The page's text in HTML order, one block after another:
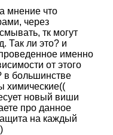
мнение что
через
тк могут
Так ли это? и
именно
от этого
в большинстве
химические((
новый виши
про данное
на каждый